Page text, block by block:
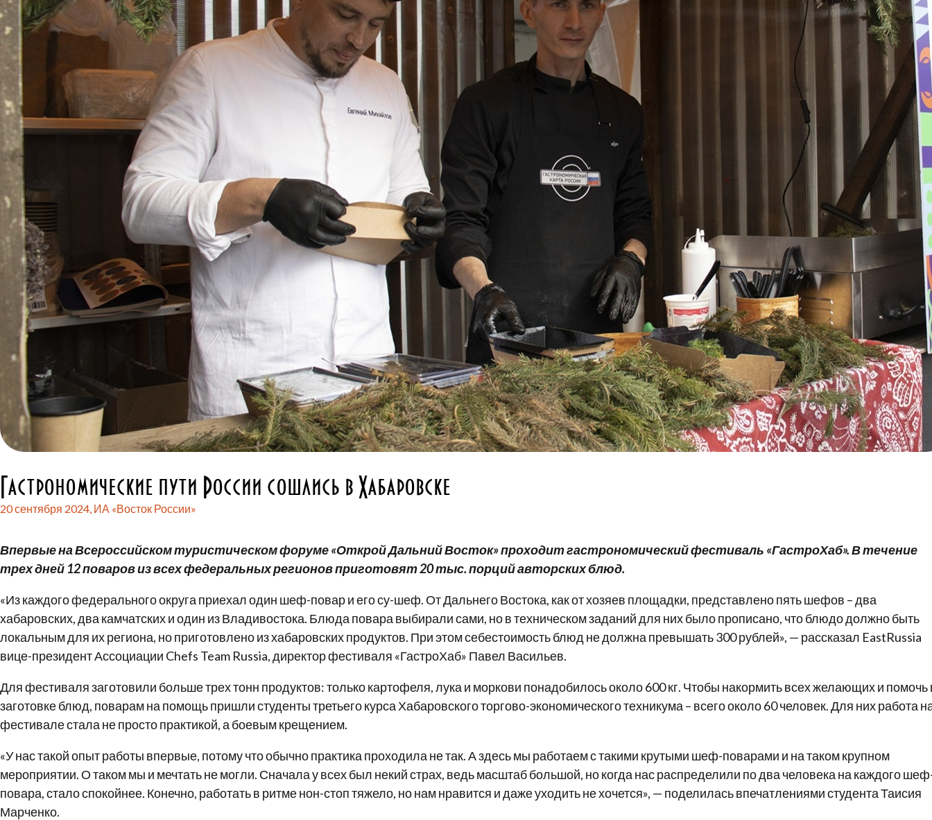
Гастрономические пути России сошлись в Хабаровске
20 сентября 2024, ИА «Восток России»
Впервые на Всероссийском туристическом форуме «Открой Дальний Восток» проходит гастрономический фестиваль «ГастроХаб». В течение
трех дней 12 поваров из всех федеральных регионов приготовят 20 тыс. порций авторских блюд.
«Из каждого федерального округа приехал один шеф-повар и его су-шеф. От Дальнего Востока, как от хозяев площадки, представлено пять шефов – два
хабаровских, два камчатских и один из Владивостока. Блюда повара выбирали сами, но в техническом заданий для них было прописано, что блюдо должно быть
локальным для их региона, но приготовлено из хабаровских продуктов. При этом себестоимость блюд не должна превышать 300 рублей», — рассказал EastRussia
вице-президент Ассоциации Chefs Team Russia, директор фестиваля «ГастроХаб» Павел Васильев.
Для фестиваля заготовили больше трех тонн продуктов: только картофеля, лука и моркови понадобилось около 600 кг. Чтобы накормить всех желающих и помочь
заготовке блюд, поварам на помощь пришли студенты третьего курса Хабаровского торгово-экономического техникума – всего около 60 человек. Для них работа
фестивале стала не просто практикой, а боевым крещением.
«У нас такой опыт работы впервые, потому что обычно практика проходила не так. А здесь мы работаем с такими крутыми шеф-поварами и на таком крупном
мероприятии. О таком мы и мечтать не могли. Сначала у всех был некий страх, ведь масштаб большой, но когда нас распределили по два человека на каждого
повара, стало спокойнее. Конечно, работать в ритме нон-стоп тяжело, но нам нравится и даже уходить не хочется», — поделилась впечатлениями студента Таисия
Марченко.